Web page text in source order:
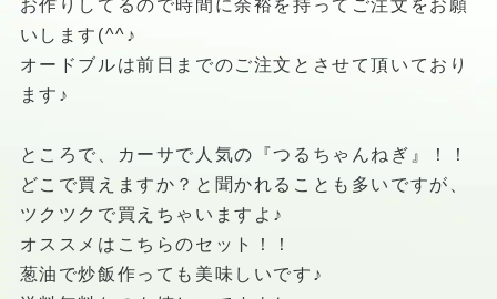
お作りしてるので時間に余裕を持ってご注文をお願
いします(^^♪
オードブルは前日までのご注文とさせて頂いており
ます♪
ところで、カーサで人気の『つるちゃんねぎ』！！
どこで買えますか？と聞かれることも多いですが、
ツクツクで買えちゃいますよ♪
オススメはこちらのセット！！
葱油で炒飯作っても美味しいです♪